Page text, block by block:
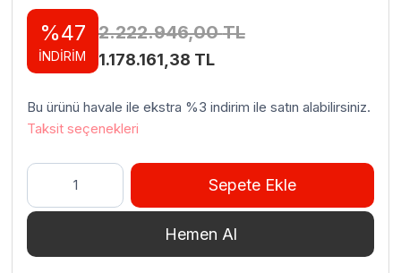
%47
İNDİRİM
2.222.946,00TL
Orijinal
2.222.946,00 TL.
1.178.161,38 TLŞu
fiyat:
Bu ürünü havale ile ekstra %3 indirim ile satın alabilirsiniz.
Taksit seçenekleri
Unox
Bakertop
Plus
Patiseri
Sepete Ekle
Hemen Al